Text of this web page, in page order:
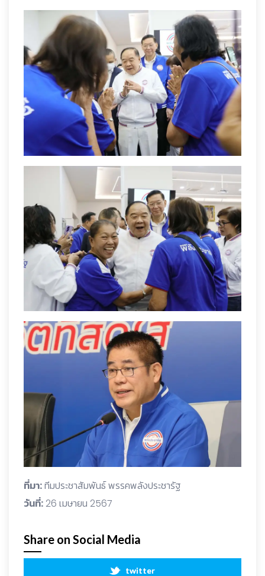
ที่มา:ทีมประชาสัมพันธ์ พรรคพลังประชารัฐ
วันที่: 26 เมษายน 2567
Share on Social Media
twitter